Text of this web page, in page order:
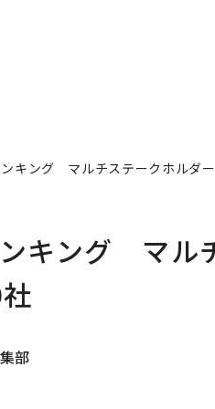
ンキング マルチステークホルダ
ンキング マル
部